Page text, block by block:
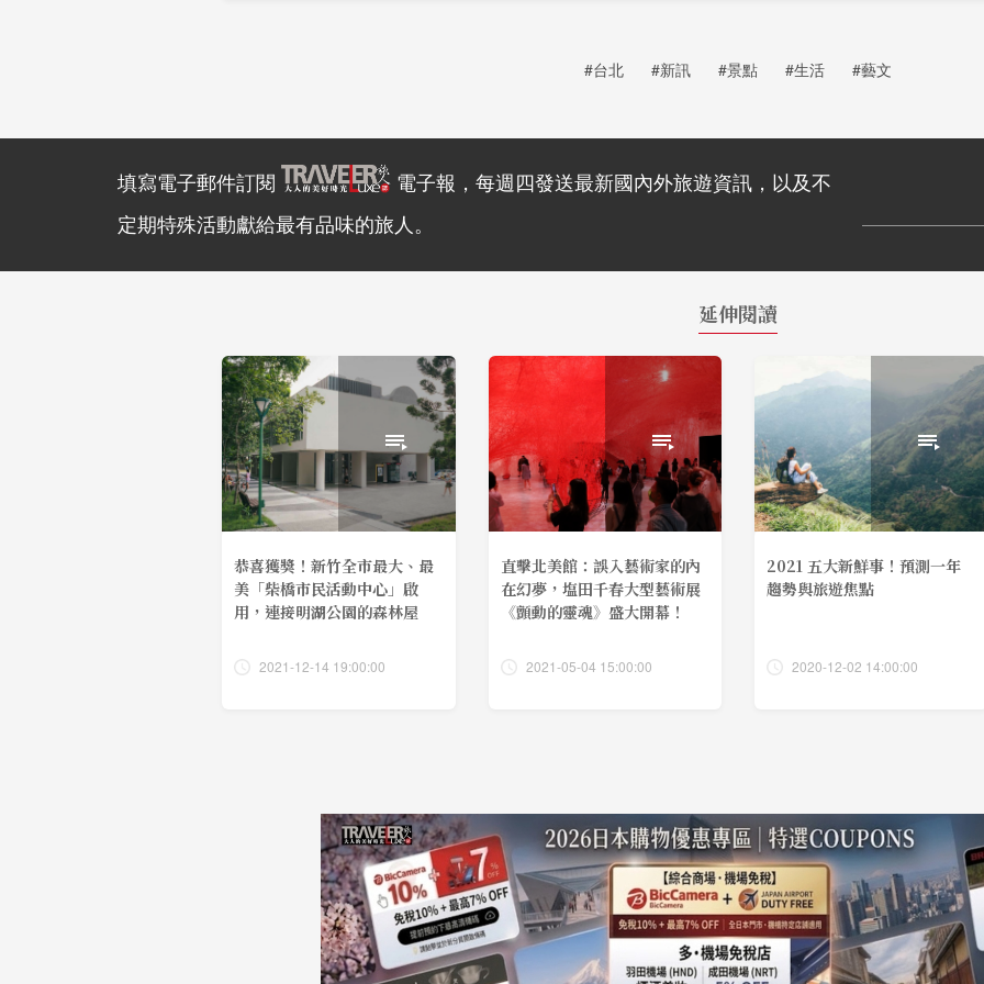
#台北 #新訊 #景點 #生活 #藝文
填寫電子郵件訂閱
電子報，每週四發送最新國內外旅遊資訊，以及不
定期特殊活動獻給最有品味的旅人。
延伸閱讀
恭喜獲獎！新竹全市最大、最
美「柴橋市民活動中心」啟
用，連接明湖公園的森林屋
2021-12-14 19:00:00
直擊北美館：誤入藝術家的內
在幻夢，塩田千春大型藝術展
《顫動的靈魂》盛大開幕！
2021-05-04 15:00:00
2021 五大新鮮事！預測一年
趨勢與旅遊焦點
2020-12-02 14:00:00